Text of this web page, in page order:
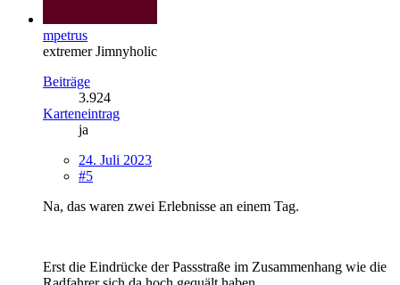
mpetrus
extremer Jimnyholic
Beiträge
3.924
Karteneintrag
ja
24. Juli 2023
#5
Na, das waren zwei Erlebnisse an einem Tag.
Erst die Eindrücke der Passstraße im Zusammenhang wie die